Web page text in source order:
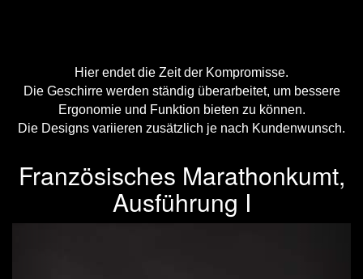
Hier endet die Zeit der Kompromisse.
Die Geschirre werden ständig überarbeitet, um bessere
Ergonomie und Funktion bieten zu können.
Die Designs variieren zusätzlich je nach Kundenwunsch.
Französisches Marathonkumt,
Ausführung I